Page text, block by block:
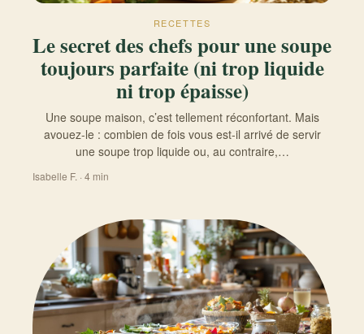
RECETTES
Le secret des chefs pour une soupe
toujours parfaite (ni trop liquide
ni trop épaisse)
Une soupe maison, c’est tellement réconfortant. Mais
avouez-le : combien de fois vous est-il arrivé de servir
une soupe trop liquide ou, au contraire,…
Isabelle F. · 4 min